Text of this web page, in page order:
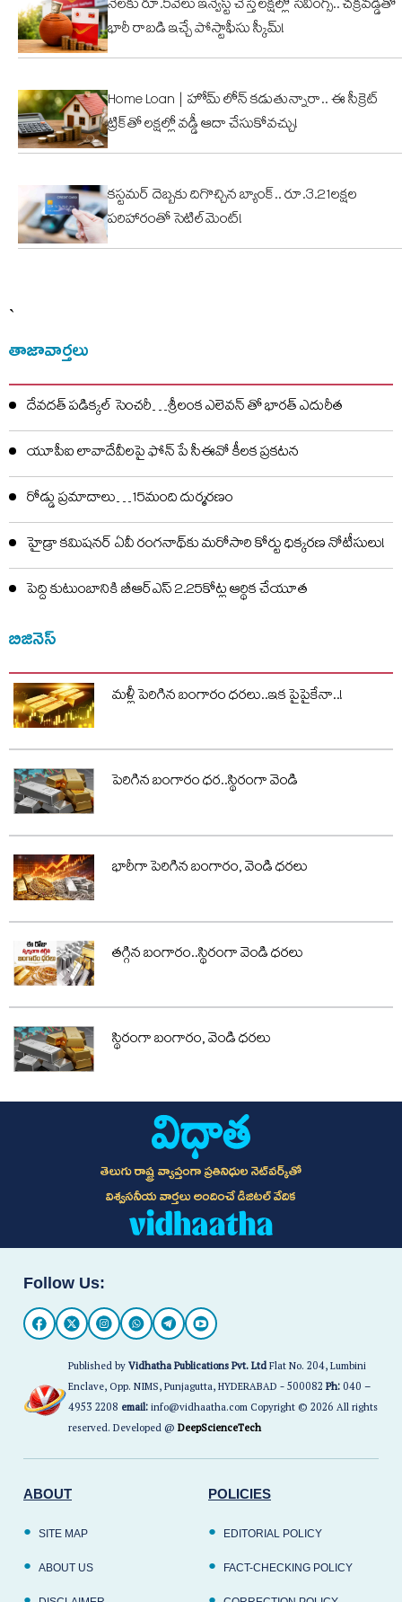
నెలకు రూ.5వేలు ఇన్వెస్ట్ చేస్తే లక్షల్లో సేవింగ్స్.. చక్రవడ్డీతో
భారీ రాబడి ఇచ్చే పోస్టాఫీసు స్కీమ్!
Home Loan | హోమ్ లోన్ కడుతున్నారా.. ఈ సీక్రెట్
ట్రిక్‌తో లక్షల్లో వడ్డీ ఆదా చేసుకోవచ్చు!
కస్టమర్ దెబ్బకు దిగొచ్చిన బ్యాంక్.. రూ.3.21లక్షల
పరిహారంతో సెటిల్‌మెంట్!
`
తాజావార్తలు
దేవదత్ పడిక్కల్‌ సెంచరీ…శ్రీలంక ఎలెవన్ తో భారత్ ఎదురీత
యూపీఐ లావాదేవీలపై ఫోన్ పే సీఈవో కీలక ప్రకటన
రోడ్డు ప్రమాదాలు…15మంది దుర్మరణం
హైడ్రా కమిషనర్ ఏవీ రంగనాథ్‌కు మరోసారి కోర్టు ధిక్కరణ నోటీసులు!
పెద్ది కుటుంబానికి బీఆర్ఎస్ 2.25కోట్ల ఆర్థిక చేయూత
బిజినెస్
మళ్లీ పెరిగిన బంగారం ధరలు..ఇక పైపైకేనా..!
పెరిగిన బంగారం ధర..స్థిరంగా వెండి
భారీగా పెరిగిన బంగారం, వెండి ధరలు
తగ్గిన బంగారం..స్థిరంగా వెండి ధరలు
స్థిరంగా బంగారం, వెండి ధరలు
తెలుగు రాష్ట్ర వ్యాప్తంగా ప్రతినిధుల నెట్‌వర్క్‌తో
విశ్వసనీయ వార్తలు అందించే డిజిటల్ వేదిక
Follow Us:
Published byVidhatha Publications Pvt. LtdFlat No. 204, Lumbini
Enclave, Opp. NIMS, Punjagutta, HYDERABAD - 500082Ph:040 –
4953 2208 email:info@vidhaatha.com Copyright © 2026 All rights
reserved. Developed @DeepScienceTech
ABOUT
SITE MAP
ABOUT US
POLICIES
EDITORIAL POLICY
FACT-CHECKING POLICY